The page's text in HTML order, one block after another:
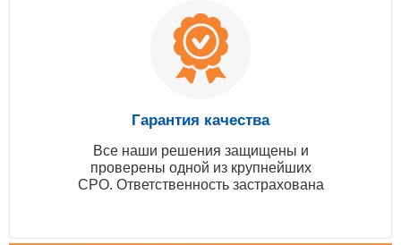
Гарантия качества
Все наши решения защищены и
проверены одной из крупнейших
СРО. Ответственность застрахована